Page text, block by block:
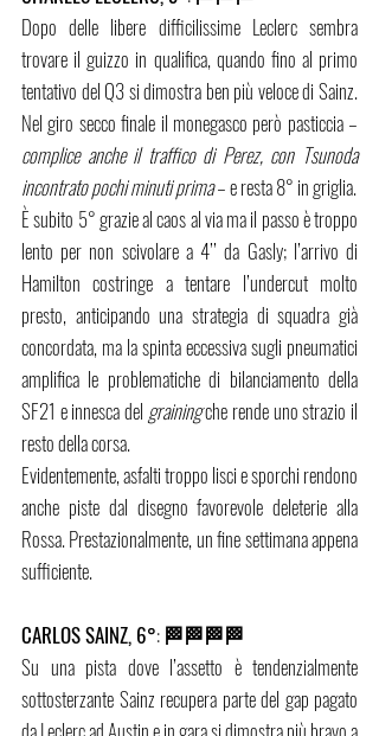
Dopo delle libere difficilissime Leclerc sembra
trovare il guizzo in qualifica, quando fino al primo
tentativo del Q3 si dimostra ben più veloce di Sainz.
complice anche il traffico di Perez, con Tsunoda
incontrato pochi minuti prima – e resta 8° in griglia.
È subito 5° grazie al caos al via ma il passo è troppo
lento per non scivolare a 4’’ da Gasly; l’arrivo di
Hamilton costringe a tentare l’undercut molto
presto, anticipando una strategia di squadra già
concordata, ma la spinta eccessiva sugli pneumatici
amplifica le problematiche di bilanciamento della
SF21 e innesca del graining che rende uno strazio il
resto della corsa.
Evidentemente, asfalti troppo lisci e sporchi rendono
anche piste dal disegno favorevole deleterie alla
Rossa. Prestazionalmente, un fine settimana appena
sufficiente.
CARLOS SAINZ, 6°: 🏁🏁🏁🏁
Su una pista dove l’assetto è tendenzialmente
sottosterzante Sainz recupera parte del gap pagato